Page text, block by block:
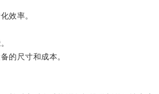
效率。
的尺寸和成本。